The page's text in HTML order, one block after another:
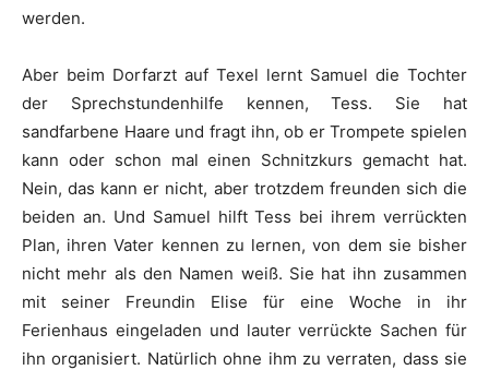
werden.
Aber beim Dorfarzt auf Texel lernt Samuel die Tochter
der Sprechstundenhilfe kennen, Tess. Sie hat
sandfarbene Haare und fragt ihn, ob er Trompete spielen
kann oder schon mal einen Schnitzkurs gemacht hat.
Nein, das kann er nicht, aber trotzdem freunden sich die
beiden an. Und Samuel hilft Tess bei ihrem verrückten
Plan, ihren Vater kennen zu lernen, von dem sie bisher
nicht mehr als den Namen weiß. Sie hat ihn zusammen
mit seiner Freundin Elise für eine Woche in ihr
Ferienhaus eingeladen und lauter verrückte Sachen für
ihn organisiert. Natürlich ohne ihm zu verraten, dass sie